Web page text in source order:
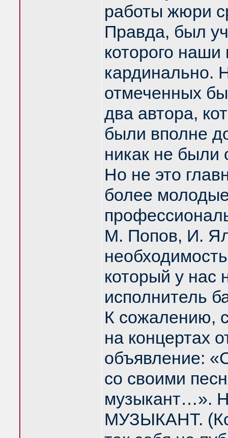
работы жюри
Правда, был
которого
кардинально.
отмеченных
два автора,
были вполне
никак не
Но не это
более
М. Попов, И.
который у нас
исполнитель
К сожалению,
на концертах
объявление:
со своими
МУЗЫКАНТ.